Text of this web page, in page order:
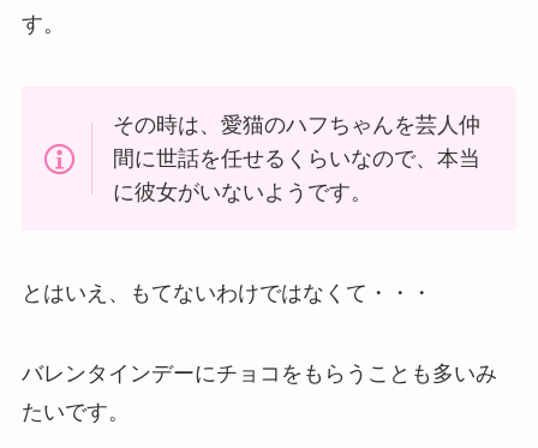
す。
その時は、愛猫のハフちゃんを芸人仲
間に世話を任せるくらいなので、本当
に彼女がいないようです。
とはいえ、もてないわけではなくて・・・
バレンタインデーにチョコをもらうことも多いみ
たいです。